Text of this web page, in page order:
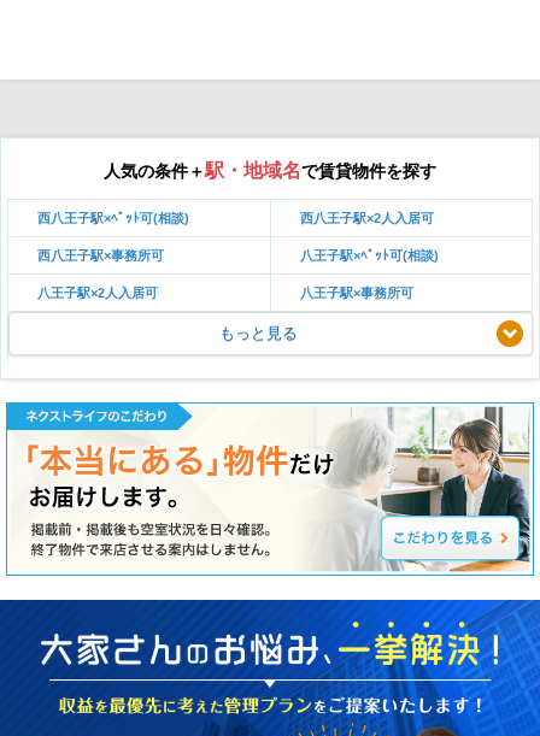
人気の条件＋駅・地域名で賃貸物件を探す
西八王子駅×ﾍﾟｯﾄ可(相談) 西八王子駅×2人入居可
西八王子駅×事務所可 八王子駅×ﾍﾟｯﾄ可(相談)
八王子駅×2人入居可 八王子駅×事務所可
もっと見る